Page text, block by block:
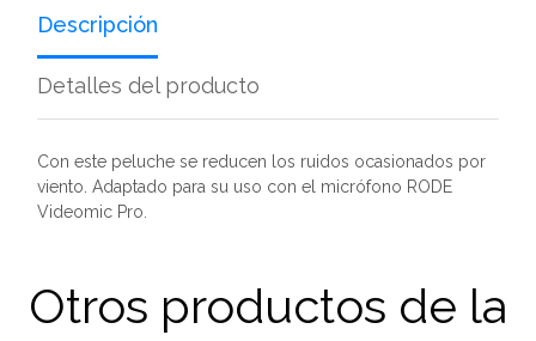
Descripción
Detalles del producto
Con este peluche se reducen los ruidos ocasionados por
viento. Adaptado para su uso con el micrófono RODE
Videomic Pro.
Otros productos de la